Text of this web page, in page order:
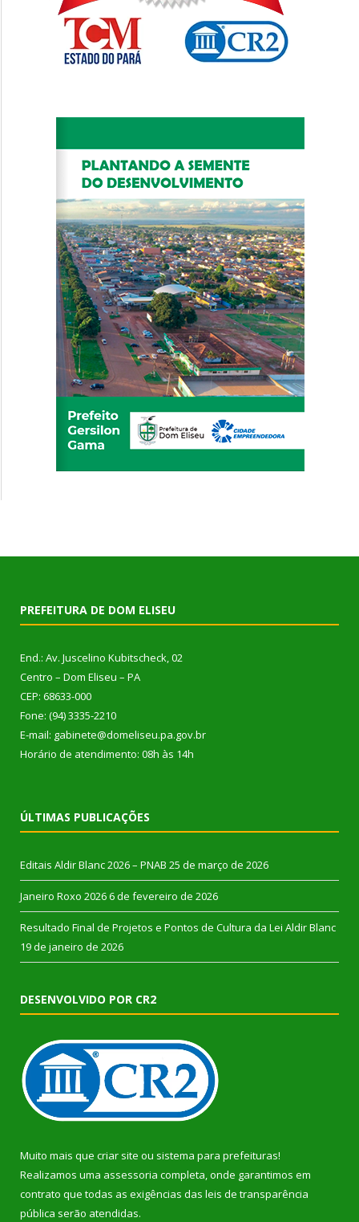
PREFEITURA DE DOM ELISEU
End.: Av. Juscelino Kubitscheck, 02
Centro – Dom Eliseu – PA
CEP: 68633-000
Fone: (94) 3335-2210
E-mail: gabinete@domeliseu.pa.gov.br
Horário de atendimento: 08h às 14h
ÚLTIMAS PUBLICAÇÕES
Editais Aldir Blanc 2026 – PNAB 25 de março de 2026
Janeiro Roxo 2026 6 de fevereiro de 2026
Resultado Final de Projetos e Pontos de Cultura da Lei Aldir Blanc
19 de janeiro de 2026
DESENVOLVIDO POR CR2
Muito mais que criar site ou sistema para prefeituras!
Realizamos uma assessoria completa, onde garantimos em
contrato que todas as exigências das leis de transparência
pública serão atendidas.